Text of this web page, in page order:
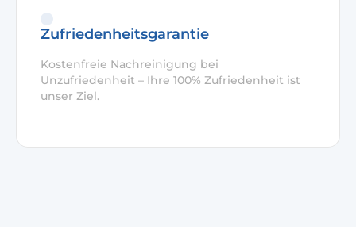
Zufriedenheitsgarantie
Kostenfreie Nachreinigung bei
Unzufriedenheit – Ihre 100% Zufriedenheit ist
unser Ziel.